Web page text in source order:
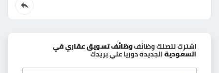
اشترك لتصلك وظائفوظائف تسويق عقاري في
السعودية الجديدة دوريا علي بريدك